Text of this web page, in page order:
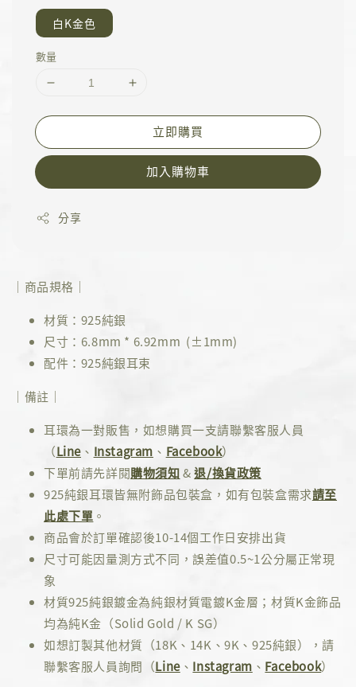
白K金色
數量
立即購買
加入購物車
分享
｜商品規格｜
材質：925純銀
尺寸：6.8mm * 6.92mm (±1mm)
配件：925純銀耳束
｜備註｜
耳環為一對販售，如想購買一支請聯繫客服人員
（Line 、 Instagram 、 Facebook）
下單前請先詳閱購物須知&退/換貨政策
925純銀耳環皆無附飾品包裝盒，如有包裝盒需求請至
此處下單 。
商品會於訂單確認後10-14個工作日安排出貨
尺寸可能因量測方式不同，誤差值0.5~1公分屬正常現
象
材質925純銀鍍金為純銀材質電鍍K金層；材質K金飾品
均為純K金（Solid Gold / K SG）
如想訂製其他材質（18K、14K、9K、925純銀），請
聯繫客服人員詢問（Line、 Instagram 、 Facebook）